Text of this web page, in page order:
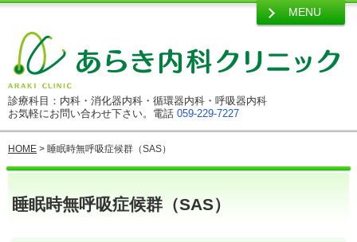
診療科目：内科・消化器内科・循環器内科・呼吸器内科
お気軽にお問い合わせ下さい。電話 059-229-7227
HOME > 睡眠時無呼吸症候群（SAS）
睡眠時無呼吸症候群（SAS）
MENU